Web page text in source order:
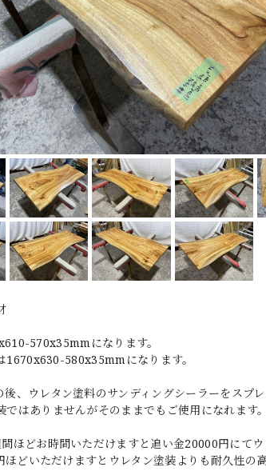
570x35mmになります。
1670x630-580x35mmになります。
後、ウレタン塗料のサンディングシーラーをスプ
ではありませんがそのままでもご使用になれます。
ほどお時間いただけますと追い金20000円にて
ほどいただけますとウレタン塗装よりも耐久性の